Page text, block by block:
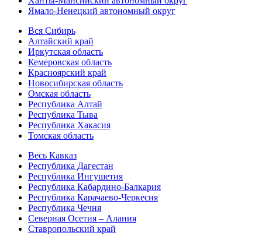
Ямало-Ненецкий автономный округ
Вся Сибирь
Алтайский край
Иркутская область
Кемеровская область
Красноярский край
Новосибирская область
Омская область
Республика Алтай
Республика Тыва
Республика Хакасия
Томская область
Весь Кавказ
Республика Дагестан
Республика Ингушетия
Республика Кабардино-Балкария
Республика Карачаево-Черкесия
Республика Чечня
Северная Осетия – Алания
Ставропольский край